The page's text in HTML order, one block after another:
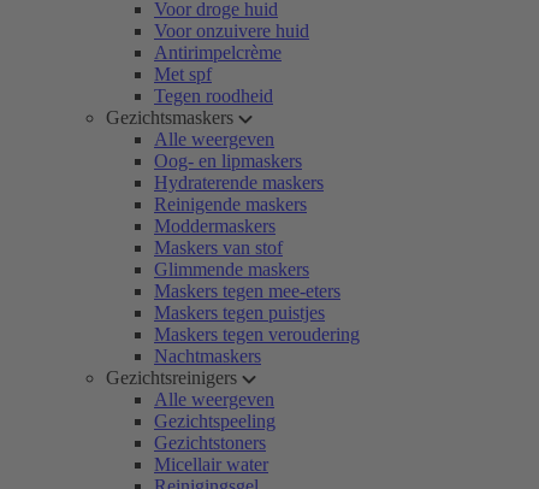
Voor droge huid
Voor onzuivere huid
Antirimpelcrème
Met spf
Tegen roodheid
Gezichtsmaskers
Alle weergeven
Oog- en lipmaskers
Hydraterende maskers
Reinigende maskers
Moddermaskers
Maskers van stof
Glimmende maskers
Maskers tegen mee-eters
Maskers tegen puistjes
Maskers tegen veroudering
Nachtmaskers
Gezichtsreinigers
Alle weergeven
Gezichtspeeling
Gezichtstoners
Micellair water